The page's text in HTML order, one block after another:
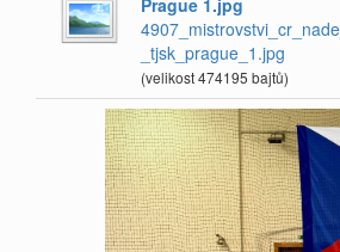
Prague 1.jpg
_tjsk_prague_1.jpg
(velikost 474195 bajtů)